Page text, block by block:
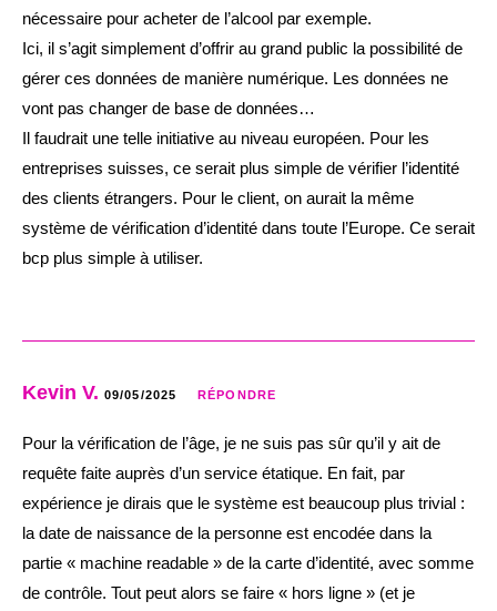
nécessaire pour acheter de l’alcool par exemple.
Ici, il s’agit simplement d’offrir au grand public la possibilité de
gérer ces données de manière numérique. Les données ne
vont pas changer de base de données…
Il faudrait une telle initiative au niveau européen. Pour les
entreprises suisses, ce serait plus simple de vérifier l’identité
des clients étrangers. Pour le client, on aurait la même
système de vérification d’identité dans toute l’Europe. Ce serait
bcp plus simple à utiliser.
Kevin V. 09/05/2025 RÉPONDRE
Pour la vérification de l’âge, je ne suis pas sûr qu’il y ait de
requête faite auprès d’un service étatique. En fait, par
expérience je dirais que le système est beaucoup plus trivial :
la date de naissance de la personne est encodée dans la
partie « machine readable » de la carte d’identité, avec somme
de contrôle. Tout peut alors se faire « hors ligne » (et je